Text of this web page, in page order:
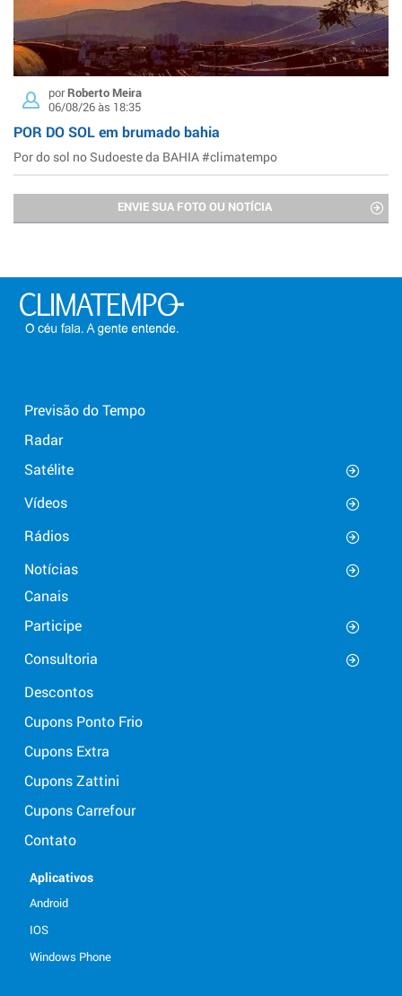
porRoberto Meira
06/08/26 às 18:35
POR DO SOL em brumado bahia
Por do sol no Sudoeste da BAHIA #climatempo
ENVIE SUA FOTO OU NOTÍCIA
Previsão do Tempo
Radar
Satélite
Vídeos
Rádios
Notícias
Canais
Participe
Consultoria
Descontos
Cupons Ponto Frio
Cupons Extra
Cupons Zattini
Cupons Carrefour
Contato
Aplicativos
Android
IOS
Windows Phone